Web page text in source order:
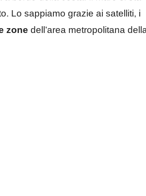
Lo sappiamo grazie ai satelliti, i
zone dell’area metropolitana